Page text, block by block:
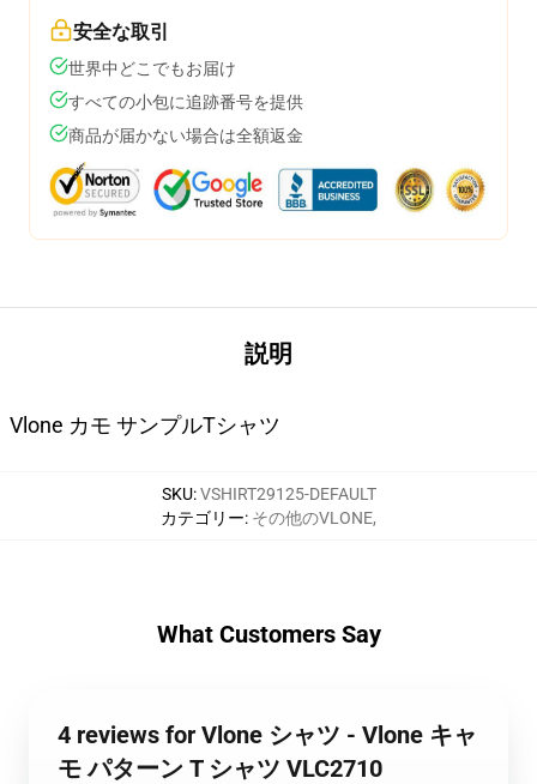
安全な取引
世界中どこでもお届け
すべての小包に追跡番号を提供
商品が届かない場合は全額返金
説明
Vlone カモ サンプルTシャツ
SKU:VSHIRT29125-DEFAULT
カテゴリー: その他のVLONE,
What Customers Say
4 reviews for Vlone シャツ - Vlone キャ
モ パターン T シャツ VLC2710